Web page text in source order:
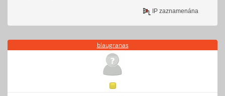
IP zaznamenána
blaugranas